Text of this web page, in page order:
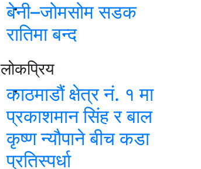
बेनी–जोमसोम सडक
रातिमा बन्द
लोकप्रिय
काठमाडौं क्षेत्र नं. १ मा
प्रकाशमान सिंह र बाल
कृष्ण न्यौपाने बीच कडा
प्रतिस्पर्धा